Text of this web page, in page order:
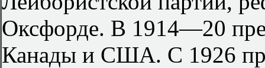
Оксфорде. В 1914—20
Канады и США. С 1926